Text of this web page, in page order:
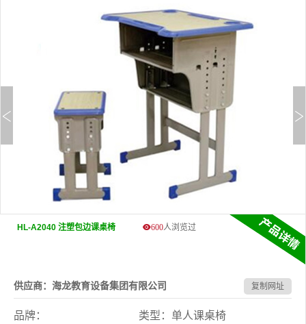
HL-A2040 注塑包边课桌椅 600人浏览过
供应商：海龙教育设备集团有限公司 复制网址
品牌： 类型：单人课桌椅